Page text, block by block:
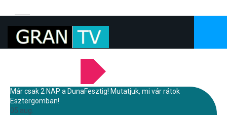
Már csak 2 NAP a DunaFesztig! Mutatjuk, mi vár rátok
Esztergomban!
05 aug.